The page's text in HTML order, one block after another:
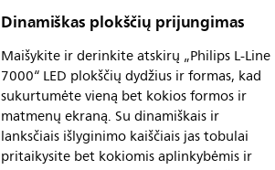
Dinamiškas plokščių prijungimas
Maišykite ir derinkite atskirų „Philips L-Line
7000“ LED plokščių dydžius ir formas, kad
sukurtumėte vieną bet kokios formos ir
matmenų ekraną. Su dinamiškais ir
lanksčiais išlyginimo kaiščiais jas tobulai
pritaikysite bet kokiomis aplinkybėmis ir